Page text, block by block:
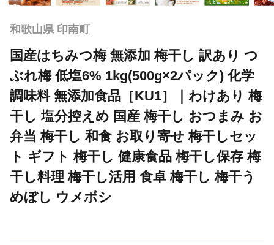
和歌山県 印南町
国産はちみつ梅 無添加 梅干し 訳あり つ
ぶれ梅 低塩6% 1kg(500g×2パック) 化学
調味料 無添加食品［KU1］｜わけあり 梅
干し 塩分控えめ 国産 梅干し おつまみ お
弁当 梅干し 和食 お取り寄せ 梅干しセッ
ト ギフト 梅干し 健康食品 梅干し保存 梅
干し料理 梅干し活用 食卓 梅干し 梅干う
めぼし ウメボシ